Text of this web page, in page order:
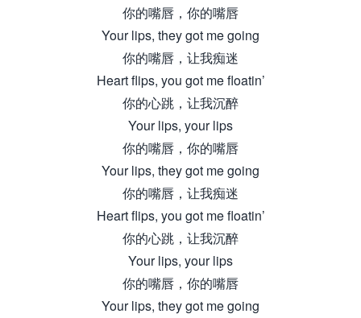
你的嘴唇，你的嘴唇
Your lips, they got me going
你的嘴唇，让我痴迷
Heart flips, you got me floatin’
你的心跳，让我沉醉
Your lips, your lips
你的嘴唇，你的嘴唇
Your lips, they got me going
你的嘴唇，让我痴迷
Heart flips, you got me floatin’
你的心跳，让我沉醉
Your lips, your lips
你的嘴唇，你的嘴唇
Your lips, they got me going